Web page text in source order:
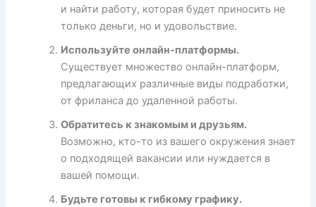
и найти работу, которая будет приносить не
только деньги, но и удовольствие.
Используйте онлайн-платформы.
Существует множество онлайн-платформ,
предлагающих различные виды подработки,
от фриланса до удаленной работы.
Обратитесь к знакомым и друзьям.
Возможно, кто-то из вашего окружения знает
о подходящей вакансии или нуждается в
вашей помощи.
Будьте готовы к гибкому графику.